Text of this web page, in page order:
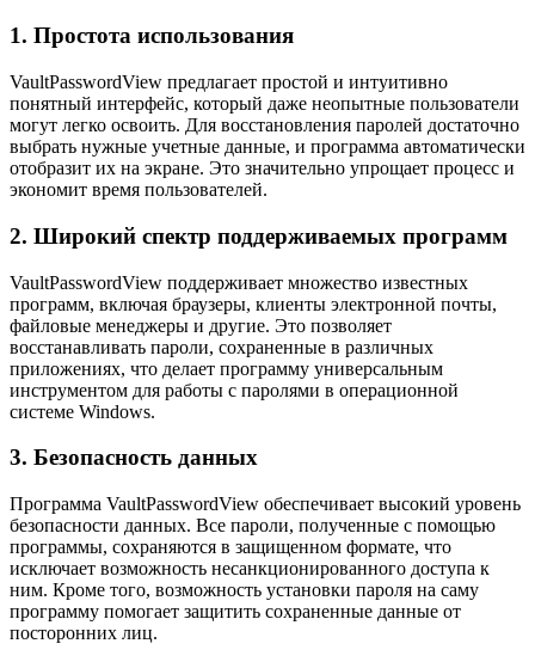
1. Простота использования
VaultPasswordView предлагает простой и интуитивно
понятный интерфейс, который даже неопытные пользователи
могут легко освоить. Для восстановления паролей достаточно
выбрать нужные учетные данные, и программа автоматически
отобразит их на экране. Это значительно упрощает процесс и
экономит время пользователей.
2. Широкий спектр поддерживаемых программ
VaultPasswordView поддерживает множество известных
программ, включая браузеры, клиенты электронной почты,
файловые менеджеры и другие. Это позволяет
восстанавливать пароли, сохраненные в различных
приложениях, что делает программу универсальным
инструментом для работы с паролями в операционной
системе Windows.
3. Безопасность данных
Программа VaultPasswordView обеспечивает высокий уровень
безопасности данных. Все пароли, полученные с помощью
программы, сохраняются в защищенном формате, что
исключает возможность несанкционированного доступа к
ним. Кроме того, возможность установки пароля на саму
программу помогает защитить сохраненные данные от
посторонних лиц.